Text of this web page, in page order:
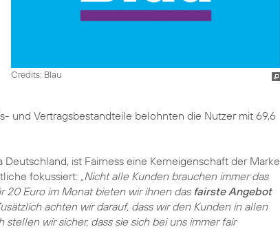
Credits: Blau
und Vertragsbestandteile belohnten die Nutzer mit 69,6
ist Fairness eine Kerneigenschaft der Marke
fokussiert: „Nicht alle Kunden brauchen immer das
20 Euro im Monat bieten wir ihnen das fairste Angebot
achten wir darauf, dass wir den Kunden in allen
wir sicher, dass sie sich bei uns immer fair